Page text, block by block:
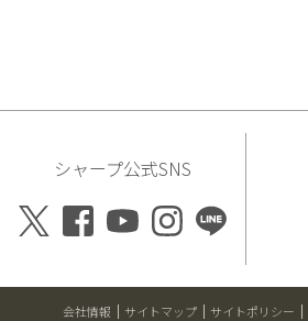
シャープ公式SNS
会社情報 サイトマップ サイトポリシー